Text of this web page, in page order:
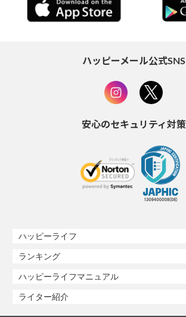
ハッピーメール公式SNS
安心のセキュリティ対策
ハッピーライフ
ランキング
ハッピーライフマニュアル
ライター紹介